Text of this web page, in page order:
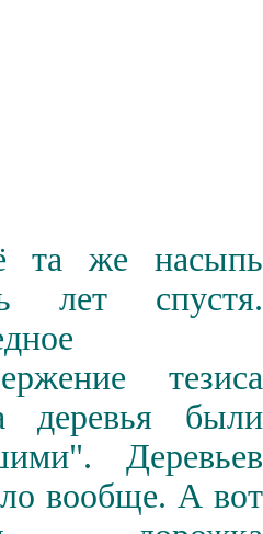
та же насыпь
лет спустя.
тезиса
деревья были
Деревьев
вообще. А вот